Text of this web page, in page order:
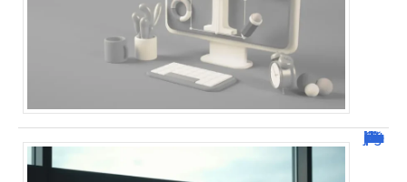
Combien de jour pour un décès d’un parent à l’étranger ?